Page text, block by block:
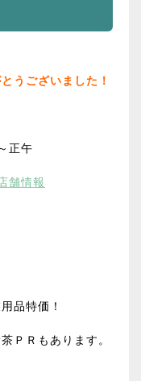
うございました！
正午
舗情報
品特価！
ＰＲもあります。